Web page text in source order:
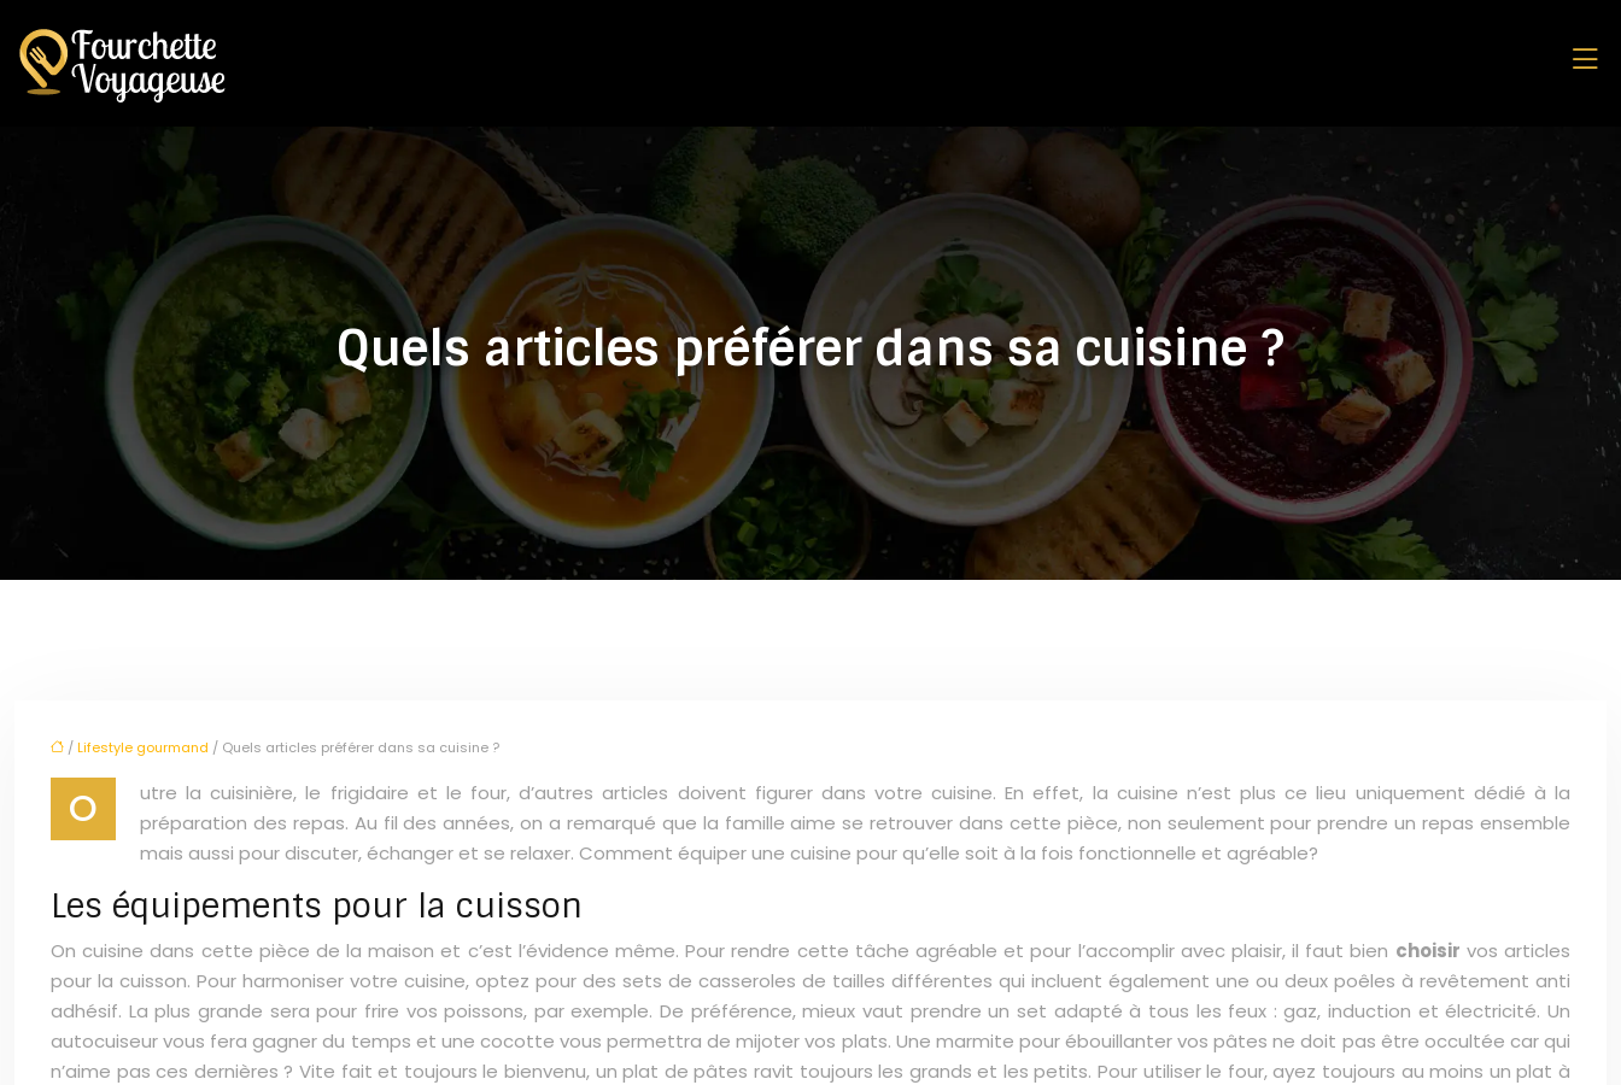
Quels articles préférer dans sa cuisine ?
/Lifestyle gourmand / Quels articles préférer dans sa cuisine ?
O
utre la cuisinière, le frigidaire et le four, d’autres articles doivent figurer dans votre cuisine. En effet, la cuisine n’est plus ce lieu uniquement dédié à la
préparation des repas. Au fil des années, on a remarqué que la famille aime se retrouver dans cette pièce, non seulement pour prendre un repas ensemble
mais aussi pour discuter, échanger et se relaxer. Comment équiper une cuisine pour qu’elle soit à la fois fonctionnelle et agréable?
Les équipements pour la cuisson
On cuisine dans cette pièce de la maison et c’est l’évidence même. Pour rendre cette tâche agréable et pour l’accomplir avec plaisir, il faut bien choisir vos articles
pour la cuisson. Pour harmoniser votre cuisine, optez pour des sets de casseroles de tailles différentes qui incluent également une ou deux poêles à revêtement anti
adhésif. La plus grande sera pour frire vos poissons, par exemple. De préférence, mieux vaut prendre un set adapté à tous les feux : gaz, induction et électricité. Un
autocuiseur vous fera gagner du temps et une cocotte vous permettra de mijoter vos plats. Une marmite pour ébouillanter vos pâtes ne doit pas être occultée car qui
n’aime pas ces dernières ? Vite fait et toujours le bienvenu, un plat de pâtes ravit toujours les grands et les petits. Pour utiliser le four, ayez toujours au moins un plat à